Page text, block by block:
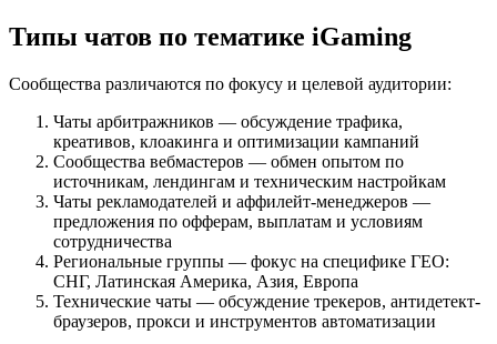
Типы чатов по тематике iGaming
Сообщества различаются по фокусу и целевой аудитории:
Чаты арбитражников — обсуждение трафика,
креативов, клоакинга и оптимизации кампаний
Сообщества вебмастеров — обмен опытом по
источникам, лендингам и техническим настройкам
Чаты рекламодателей и аффилейт-менеджеров —
предложения по офферам, выплатам и условиям
сотрудничества
Региональные группы — фокус на специфике ГЕО:
СНГ, Латинская Америка, Азия, Европа
Технические чаты — обсуждение трекеров, антидетект-
браузеров, прокси и инструментов автоматизации